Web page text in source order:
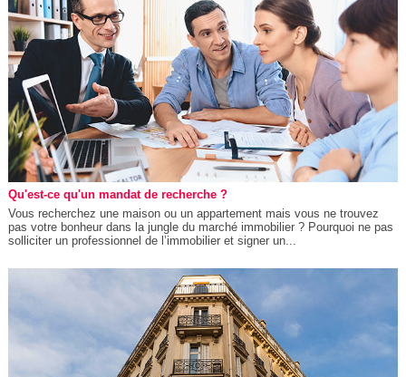
Qu'est-ce qu'un mandat de recherche ?
Vous recherchez une maison ou un appartement mais vous ne trouvez
pas votre bonheur dans la jungle du marché immobilier ? Pourquoi ne pas
solliciter un professionnel de l’immobilier et signer un...